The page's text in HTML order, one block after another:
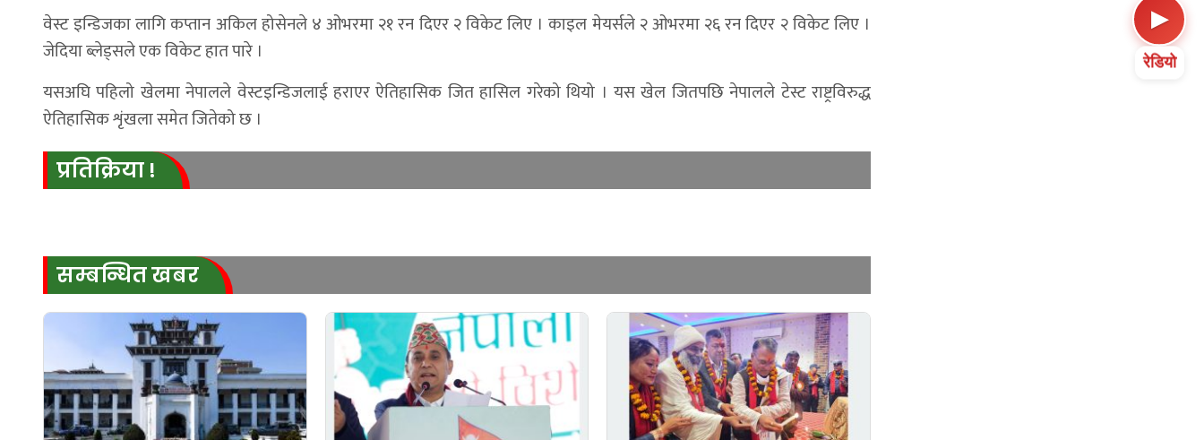
▶
रेडियो
वेस्ट इन्डिजका लागि कप्तान अकिल होसेनले ४ ओभरमा २१ रन दिएर २ विकेट लिए । काइल मेयर्सले २ ओभरमा २६ रन दिएर २ विकेट लिए ।
जेदिया ब्लेड्सले एक विकेट हात पारे ।
यसअघि पहिलो खेलमा नेपालले वेस्टइन्डिजलाई हराएर ऐतिहासिक जित हासिल गरेको थियो । यस खेल जितपछि नेपालले टेस्ट राष्ट्रविरुद्ध
ऐतिहासिक शृंखला समेत जितेको छ ।
प्रतिक्रिया !
सम्बन्धित खबर